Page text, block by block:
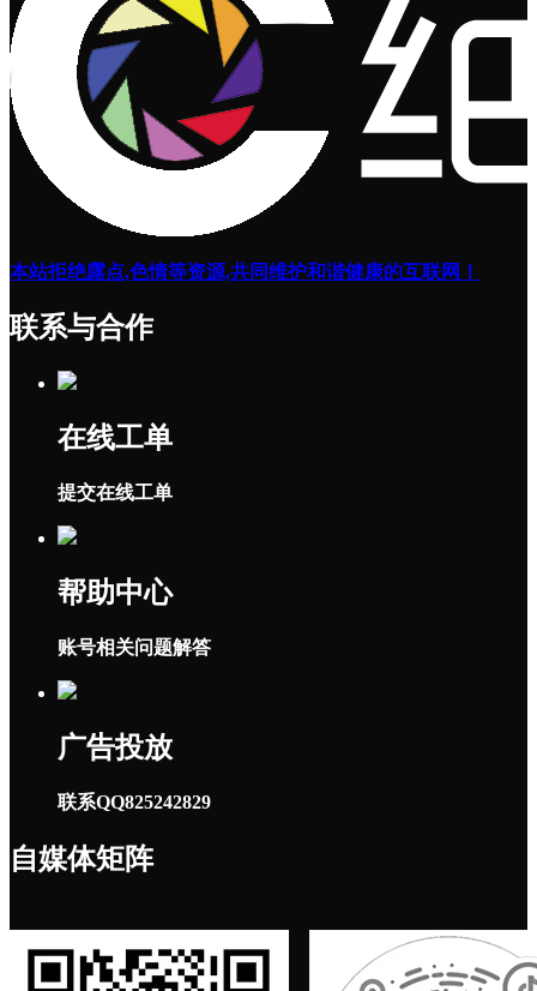
本站拒绝露点,色情等资源,共同维护和谐健康的互联网！
联系与合作
在线工单
提交在线工单
帮助中心
账号相关问题解答
广告投放
联系QQ825242829
自媒体矩阵